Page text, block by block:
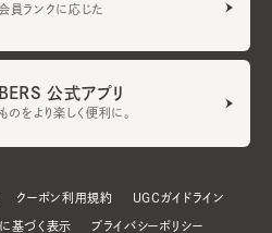
員ランクに応じた
公式アプリ
をより楽しく便利に。
クーポン利用規約 UGCガイドライン
基づく表示 プライバシーポリシー